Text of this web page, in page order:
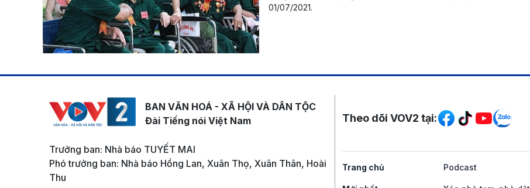
01/07/2021.
BAN VĂN HOÁ - XÃ HỘI VÀ DÂN TỘC
Đài Tiếng nói Việt Nam
Trưởng ban: Nhà báo TUYẾT MAI
Phó trưởng ban: Nhà báo Hồng Lan, Xuân Thọ, Xuân Thân, Hoài
Thu
Mạng xã hội
Theo dõi VOV2 tại:
Trang chủ Podcast